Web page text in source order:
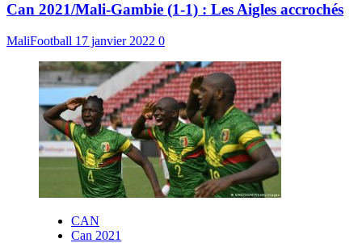
Can 2021/Mali-Gambie (1-1) : Les Aigles accrochés
MaliFootball 17 janvier 2022 0
CAN
Can 2021